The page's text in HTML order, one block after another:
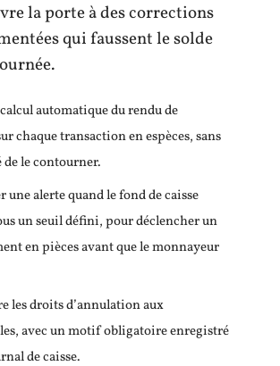
la porte à des corrections
qui faussent le solde
automatique du rendu de
chaque transaction en espèces, sans
le contourner.
une alerte quand le fond de caisse
un seuil défini, pour déclencher un
en pièces avant que le monnayeur
les droits d’annulation aux
avec un motif obligatoire enregistré
de caisse.